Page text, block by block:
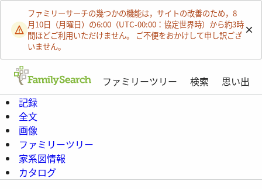
ファミリーサーチの幾つかの機能は，サイトの改善のため，8
月10日（月曜日）の6:00（UTC-00:00：協定世界時）から約3時
間ほどご利用いただけません。 ご不便をおかけして申し訳ござ
いません。
ファミリーツリー 検索
思い出
記録
全文
画像
ファミリーツリー
家系図情報
カタログ